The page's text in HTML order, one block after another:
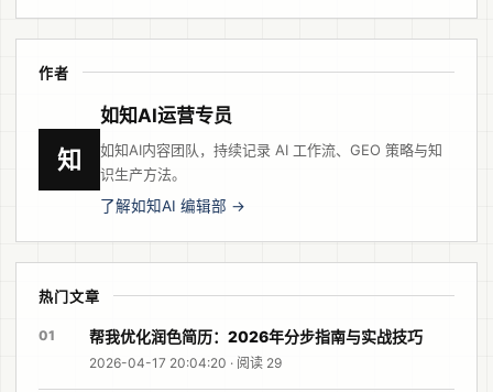
作者
知
如知AI运营专员
如知AI内容团队，持续记录 AI 工作流、GEO 策略与知
识生产方法。
了解如知AI 编辑部 →
热门文章
01 帮我优化润色简历：2026年分步指南与实战技巧
2026-04-17 20:04:20 · 阅读 29